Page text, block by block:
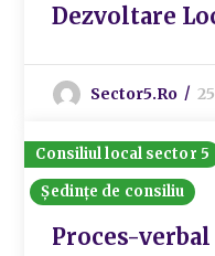
Dezvoltare
Sector5.ro
Consiliul local sector 5
Ședințe de consiliu
Proces-